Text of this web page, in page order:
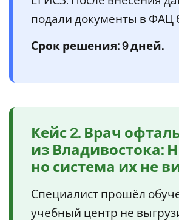
подали документы в ФАЦ
Срок решения: 9 дней.
Кейс 2. Врач
из Владивостока:
но система их не
Специалист прошёл
учебный центр не